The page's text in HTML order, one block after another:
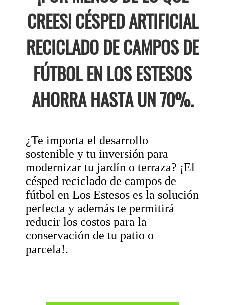
CREES! CÉSPED ARTIFICIAL
RECICLADO DE CAMPOS DE
FÚTBOL EN LOS ESTESOS
AHORRA HASTA UN 70%.
¿Te importa el desarrollo
sostenible y tu inversión para
modernizar tu jardín o terraza? ¡El
césped reciclado de campos de
fútbol en Los Estesos es la solución
perfecta y además te permitirá
reducir los costos para la
conservación de tu patio o
parcela!.